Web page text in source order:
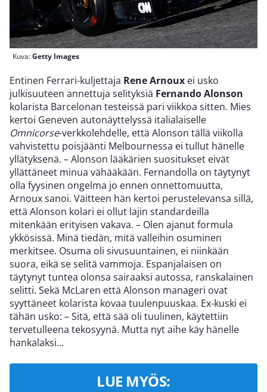
Kuva:Getty Images
Entinen Ferrari-kuljettaja Rene Arnoux ei usko
julkisuuteen annettuja selityksiä Fernando Alonson
kolarista Barcelonan testeissä pari viikkoa sitten. Mies
kertoi Geneven autonäyttelyssä italialaiselle
Omnicorse-verkkolehdelle, että Alonson tällä viikolla
vahvistettu poisjäänti Melbournessa ei tullut hänelle
yllätyksenä. – Alonson lääkärien suositukset eivät
yllättäneet minua vähääkään. Fernandolla on täytynyt
olla fyysinen ongelma jo ennen onnettomuutta,
Arnoux sanoi. Väitteen hän kertoi perustelevansa sillä,
että Alonson kolari ei ollut lajin standardeilla
mitenkään erityisen vakava. – Olen ajanut formula
ykkösissä. Minä tiedän, mitä valleihin osuminen
merkitsee. Osuma oli sivusuuntainen, ei niinkään
suora, eikä se selitä vammoja. Espanjalaisen on
täytynyt tuntea olonsa sairaaksi autossa, ranskalainen
selitti. Sekä McLaren että Alonson manageri ovat
syyttäneet kolarista kovaa tuulenpuuskaa. Ex-kuski ei
tähän usko: – Sitä, että sää oli tuulinen, käytettiin
tervetulleena tekosyynä. Mutta nyt aihe käy hänelle
hankalaksi…
LUE MYÖS: